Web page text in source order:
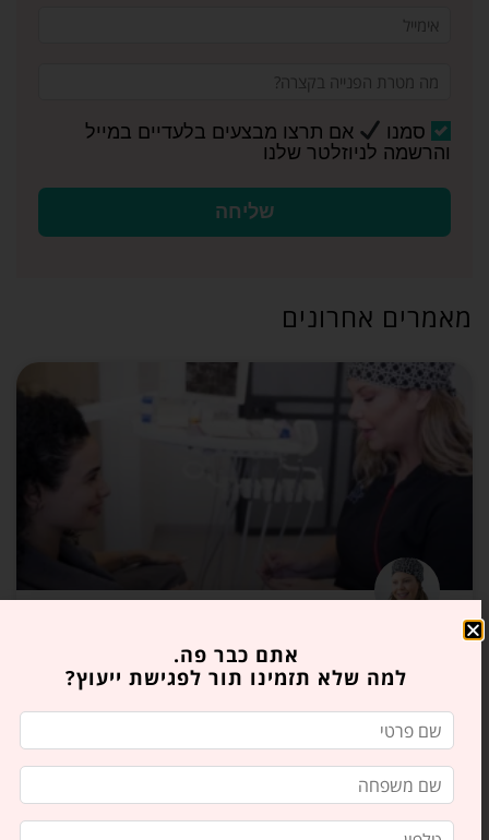
סמנו
אם תרצו מבצעים בלעדיים במייל
והרשמה לניוזלטר שלנו
שליחה
מאמרים אחרונים
רפואת שיניים בלייזר: יתרונות
הטכנולוגיה החדישה
בואו לקרוא על היתרונות של רפואת שיניים
בלייזר: טיפולים מדויקים, נוחים ומהירים. ד"ר
סטלה הייזלר, רופאת שיניים בירושלים, מסבירה
כיצד
אתם כבר פה.
למה שלא תזמינו תור לפגישת ייעוץ?